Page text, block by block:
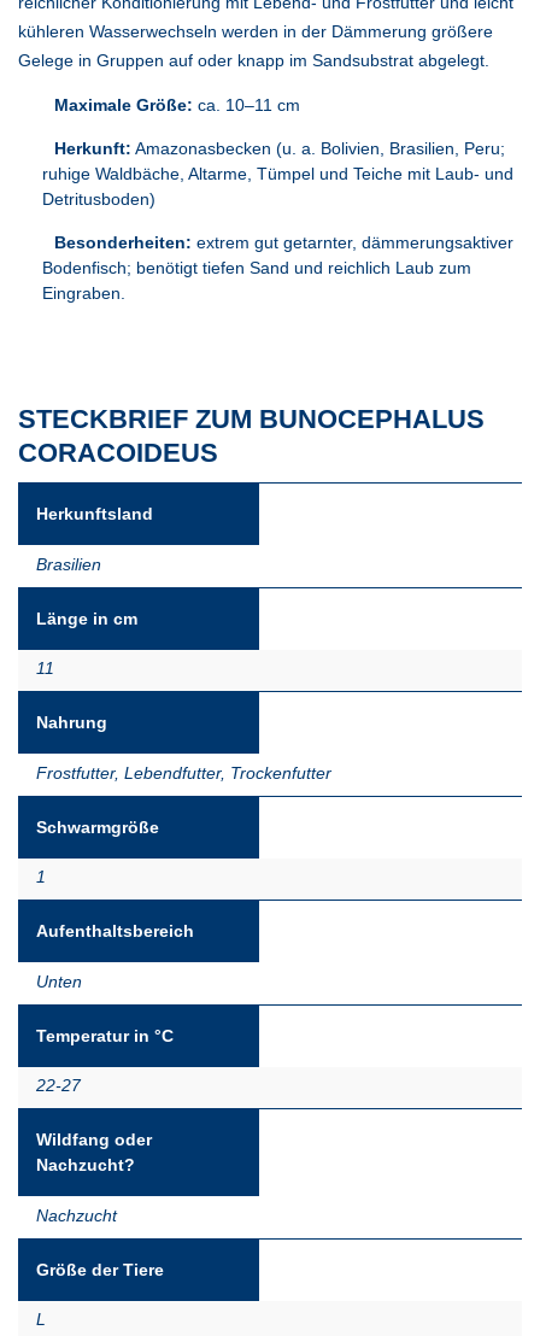
kühleren Wasserwechseln werden in der Dämmerung größere
Gelege in Gruppen auf oder knapp im Sandsubstrat abgelegt.
Maximale Größe: ca. 10–11 cm
Herkunft: Amazonasbecken (u. a. Bolivien, Brasilien, Peru;
ruhige Waldbäche, Altarme, Tümpel und Teiche mit Laub- und
Detritusboden)
Besonderheiten: extrem gut getarnter, dämmerungsaktiver
Bodenfisch; benötigt tiefen Sand und reichlich Laub zum
Eingraben.
STECKBRIEF ZUM BUNOCEPHALUS
CORACOIDEUS
Herkunftsland
Brasilien
Länge in cm
11
Nahrung
Frostfutter, Lebendfutter, Trockenfutter
Schwarmgröße
1
Aufenthaltsbereich
Unten
Temperatur in °C
22-27
Wildfang oder
Nachzucht?
Nachzucht
Größe der Tiere
L